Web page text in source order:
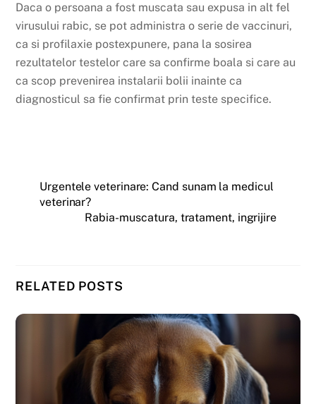
Daca o persoana a fost muscata sau expusa in alt fel
virusului rabic, se pot administra o serie de vaccinuri,
ca si profilaxie postexpunere, pana la sosirea
rezultatelor testelor care sa confirme boala si care au
ca scop prevenirea instalarii bolii inainte ca
diagnosticul sa fie confirmat prin teste specifice.
Urgentele veterinare: Cand sunam la medicul
veterinar?
Rabia- muscatura, tratament, ingrijire
RELATED POSTS